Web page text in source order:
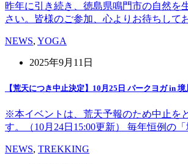
昨年に引き続き、徳島県鳴門市の自然を
さい。皆様のご参加、心よりお待ちして
NEWS, YOGA
2025年9月11日
【荒天につき中止決定】10月25日 パークヨガ in
※本イベントは、荒天予報のため中止を
す。（10月24日15:00更新） 毎年恒例の
NEWS, TREKKING